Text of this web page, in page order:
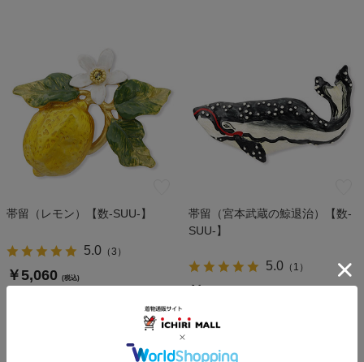
帯留（レモン）【数-SUU-】
5.0（3 ）
￥5,060 (税込)
帯留（宮本武蔵の鯨退治）【数-
SUU-】
5.0（ 1 ）
￥5,940